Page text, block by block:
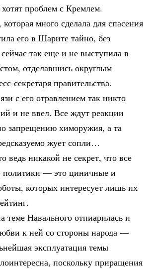
проблем с Кремлем.
много сделала для спасения
его в Шарите тайно, без
так еще и не выступила в
отделавшись округлым
секретаря правительства.
с его отравлением так никто
и не ввел. Все ждут реакции
запрещению химоружия, а та
жует сопли…
ведь никакой не секрет, что все
политики — это циничные и
которых интересует лишь их
теме Навального отпиарилась и
к ней со стороны народа —
эксплуатация темы
поскольку приращения